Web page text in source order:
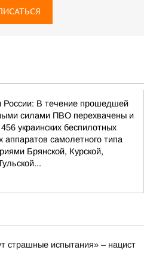
России: В течение прошедшей
силами ПВО перехвачены и
украинских беспилотных
аппаратов самолетного типа
Брянской, Курской,
страшные испытания» – нацист